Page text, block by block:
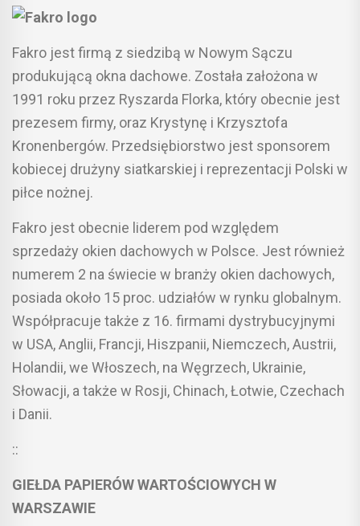
Fakro jest firmą z siedzibą w Nowym Sączu
produkującą okna dachowe. Została założona w
1991 roku przez Ryszarda Florka, który obecnie jest
prezesem firmy, oraz Krystynę i Krzysztofa
Kronenbergów. Przedsiębiorstwo jest sponsorem
kobiecej drużyny siatkarskiej i reprezentacji Polski w
piłce nożnej.
Fakro jest obecnie liderem pod względem
sprzedaży okien dachowych w Polsce. Jest również
numerem 2 na świecie w branży okien dachowych,
posiada około 15 proc. udziałów w rynku globalnym.
Współpracuje także z 16. firmami dystrybucyjnymi
w USA, Anglii, Francji, Hiszpanii, Niemczech, Austrii,
Holandii, we Włoszech, na Węgrzech, Ukrainie,
Słowacji, a także w Rosji, Chinach, Łotwie, Czechach
i Danii.
::
GIEŁDA PAPIERÓW WARTOŚCIOWYCH W
WARSZAWIE